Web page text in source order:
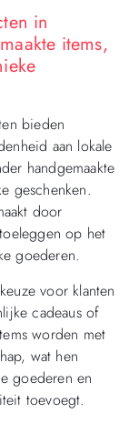
in
items,
bieden
aan lokale
handgemaakte
geschenken.
door
op het
goederen.
voor klanten
cadeaus of
worden met
wat hen
goederen en
toevoegt.